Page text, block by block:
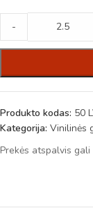
-
Produkto kodas: 50
Kategorija: Vinilinės
Prekės atspalvis